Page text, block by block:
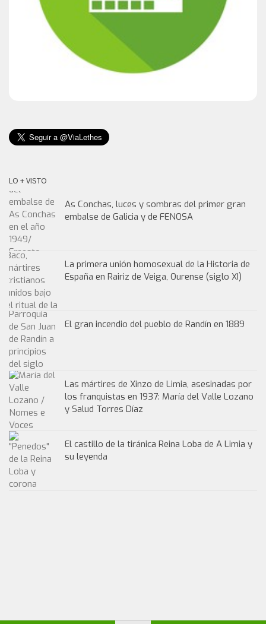
LO + VISTO
As Conchas, luces y sombras del primer gran
embalse de Galicia y de FENOSA
La primera unión homosexual de la Historia de
España en Rairiz de Veiga, Ourense (siglo XI)
El gran incendio del pueblo de Randín en 1889
Las mártires de Xinzo de Limia, asesinadas por
los franquistas en 1937: María del Valle Lozano
y Salud Torres Díaz
El castillo de la tiránica Reina Loba de A Limia y
su leyenda